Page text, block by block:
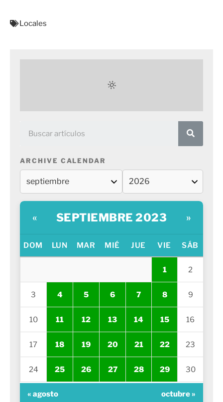
Locales
ARCHIVE CALENDAR
« SEPTIEMBRE 2023 »
DOM LUN MAR MIÉ JUE VIE SÁB
1 2
3 4 5 6 7 8 9
10 11 12 13 14 15 16
17 18 19 20 21 22 23
24 25 26 27 28 29 30
« agosto octubre »